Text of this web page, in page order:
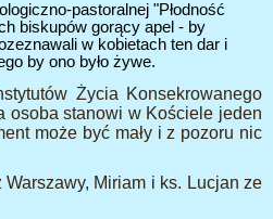
pastoralnej "Płodność
biskupów gorący apel - by
w kobietach ten dar i
by ono było żywe.
Życia Konsekrowanego
osoba stanowi w Kościele jeden
może być mały i z pozoru nic
Miriam i ks. Lucjan ze